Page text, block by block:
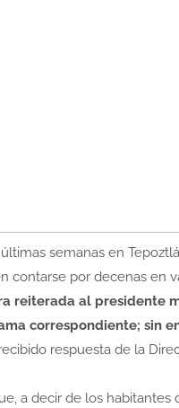
últimas semanas en
contarse por decenas en
reiterada al presidente
correspondiente; sin
respuesta de la
a decir de los habitantes